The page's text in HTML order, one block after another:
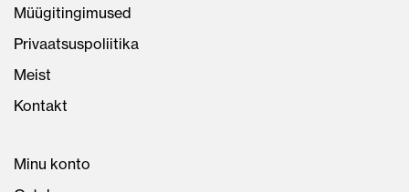
Müügitingimused
Privaatsuspoliitika
Meist
Kontakt
Minu konto